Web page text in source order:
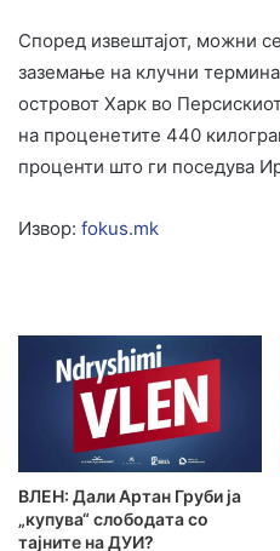
Според извештајот, можни
заземање на клучни
островот Харк во
на проценетите 440
проценти што ги поседува
Извор: fokus.mk
ВЛЕН: Дали Артан Груби ја
„купува“ слободата со
тајните на ДУИ?